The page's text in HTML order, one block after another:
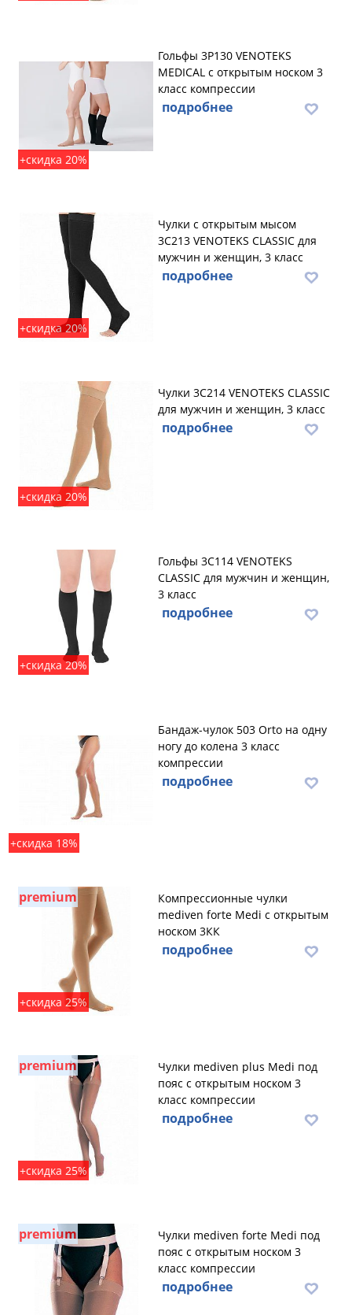
+скидка 20%
Гольфы 3P130 VENOTEKS
MEDICAL с открытым носком 3
класс компрессии
подробнее
+скидка 20%
Чулки с открытым мысом
3C213 VENOTEKS CLASSIC для
мужчин и женщин, 3 класс
подробнее
+скидка 20%
Чулки 3C214 VENOTEKS CLASSIC
для мужчин и женщин, 3 класс
подробнее
+скидка 20%
Гольфы 3C114 VENOTEKS
CLASSIC для мужчин и женщин,
3 класс
подробнее
+скидка 18%
Бандаж-чулок 503 Orto на одну
ногу до колена 3 класс
компрессии
подробнее
premium
+скидка 25%
Компрессионные чулки
mediven forte Medi с открытым
носком 3КК
подробнее
premium
+скидка 25%
Чулки mediven plus Medi под
пояс с открытым носком 3
класс компрессии
подробнее
premium
Чулки mediven forte Medi под
пояс с открытым носком 3
класс компрессии
подробнее